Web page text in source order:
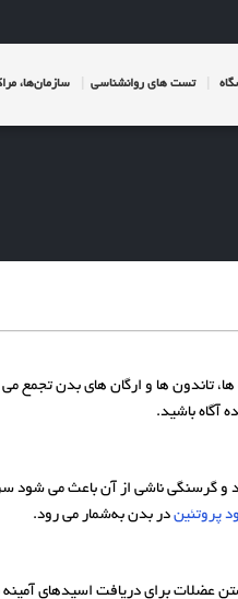
تست های روانشناسی سازمان‌ها،
تاندون‌ ها و ارگان‌ های بدن تجمع
آگاه باشید.
و گرسنگی ناشی از آن باعث می شود
پروتئین در بدن به‌شمار می‌ رود.
عضلات برای دریافت اسیدهای آمینه